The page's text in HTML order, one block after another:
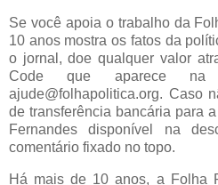
Se você apoia o trabalho da
10 anos mostra os fatos da
o jornal, doe qualquer valor
Code que aparece
ajude@folhapolitica.org. Caso
de transferência bancária para
Fernandes disponível na
comentário fixado no topo.
Há mais de 10 anos, a Folha